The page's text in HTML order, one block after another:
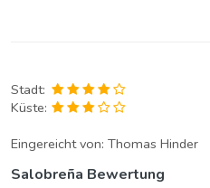
Stadt:
Küste:
Eingereicht von: Thomas Hinder
Salobreña Bewertung